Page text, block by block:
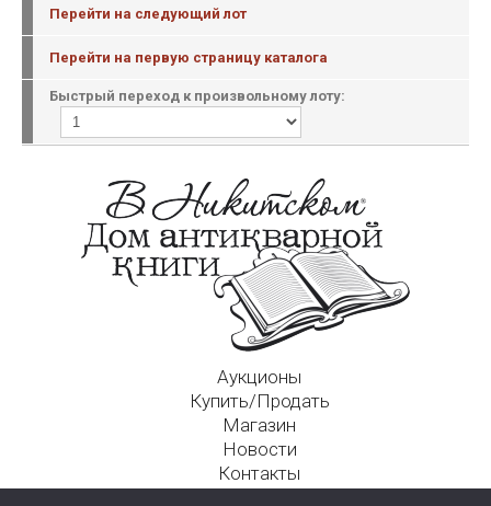
Перейти на следующий лот
Перейти на первую страницу каталога
Быстрый переход к произвольному лоту:
Аукционы
Купить/Продать
Магазин
Новости
Контакты